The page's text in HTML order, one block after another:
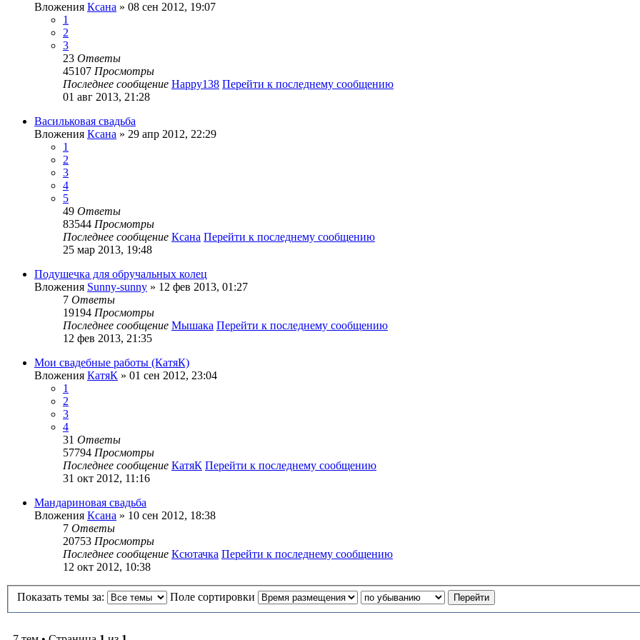
Вложения Ксана » 08 сен 2012, 19:07
1
2
3
23 Ответы
45107 Просмотры
Последнее сообщение Happy138 Перейти к последнему сообщению
01 авг 2013, 21:28
Васильковая свадьба
Вложения Ксана » 29 апр 2012, 22:29
1
2
3
4
5
49 Ответы
83544 Просмотры
Последнее сообщение Ксана Перейти к последнему сообщению
25 мар 2013, 19:48
Подушечка для обручальных колец
Вложения Sunny-sunny » 12 фев 2013, 01:27
7 Ответы
19194 Просмотры
Последнее сообщение Мышака Перейти к последнему сообщению
12 фев 2013, 21:35
Мои свадебные работы (КатяК)
Вложения КатяК » 01 сен 2012, 23:04
1
2
3
4
31 Ответы
57794 Просмотры
Последнее сообщение КатяК Перейти к последнему сообщению
31 окт 2012, 11:16
Мандариновая свадьба
Вложения Ксана » 10 сен 2012, 18:38
7 Ответы
20753 Просмотры
Последнее сообщение Ксютачка Перейти к последнему сообщению
12 окт 2012, 10:38
Показать темы за: Поле сортировки